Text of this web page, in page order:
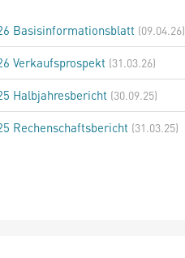
Basisinformationsblatt (09.04.26)
Verkaufsprospekt (31.03.26)
Halbjahresbericht (30.09.25)
Rechenschaftsbericht (31.03.25)